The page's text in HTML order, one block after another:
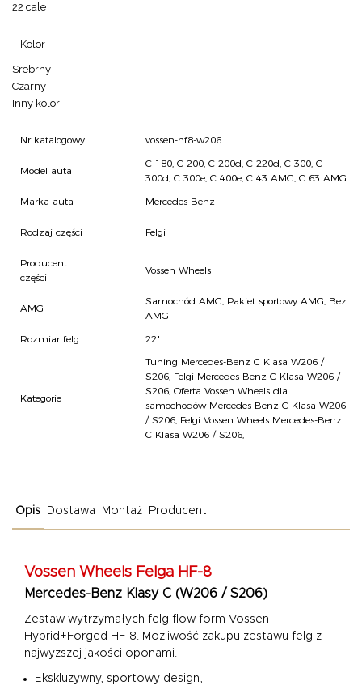
22 cale
Kolor
Srebrny
Czarny
Inny kolor
Nr katalogowy vossen-hf8-w206
Model auta
C 180, C 200, C 200d, C 220d, C 300, C
300d, C 300e, C 400e, C 43 AMG, C 63 AMG
Marka auta
Mercedes-Benz
Rodzaj części Felgi
Producent
części
Vossen Wheels
AMG
Samochód AMG, Pakiet sportowy AMG, Bez
AMG
Rozmiar felg
22"
Kategorie
Tuning Mercedes-Benz C Klasa W206 /
S206, Felgi Mercedes-Benz C Klasa W206 /
S206, Oferta Vossen Wheels dla
samochodów Mercedes-Benz C Klasa W206
/ S206, Felgi Vossen Wheels Mercedes-Benz
C Klasa W206 / S206,
Opis Dostawa Montaż Producent
Vossen Wheels Felga HF-8
Mercedes-Benz Klasy C (W206 / S206)
Zestaw wytrzymałych felg flow form Vossen
Hybrid+Forged HF-8. Możliwość zakupu zestawu felg z
najwyższej jakości oponami.
Ekskluzywny, sportowy design,